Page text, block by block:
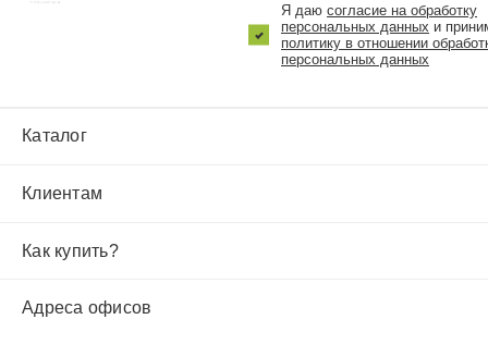
Каталог
Клиентам
Как купить?
Адреса офисов
Я даю согласие на обработку
персональных данных и
политику в отношении
персональных данных